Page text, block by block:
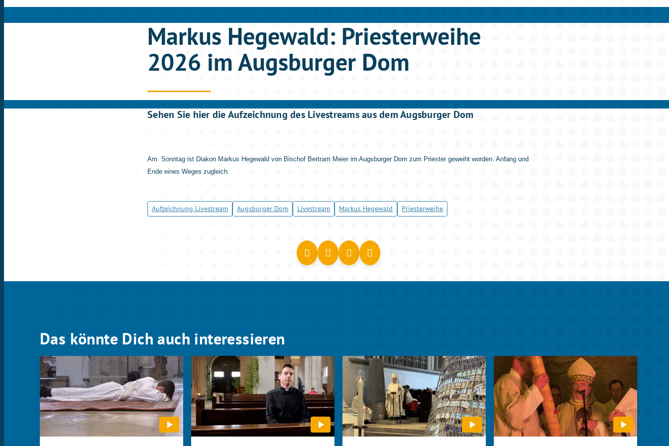
Markus Hegewald: Priesterweihe
2026 im Augsburger Dom
Sehen Sie hier die Aufzeichnung des Livestreams aus dem Augsburger Dom
Am Sonntag ist Diakon Markus Hegewald von Bischof Bertram Meier im Augsburger Dom zum Priester geweiht worden. Anfang und
Ende eines Weges zugleich.
Aufzeichnung Livestream Augsburger Dom Livestream Markus Hegewald Priesterweihe
Das könnte Dich auch interessieren